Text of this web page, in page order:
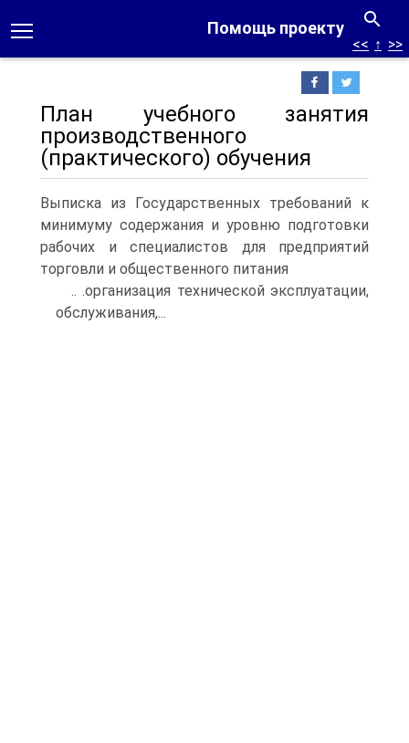
Помощь проекту
<< ↑ >>
План учебного занятия
производственного
(практического) обучения
Выписка из Государственных требований к
минимуму содержания и уровню подготовки
рабочих и специалистов для предприятий
торговли и общественного питания
.. .организация технической эксплуатации,
обслуживания,...